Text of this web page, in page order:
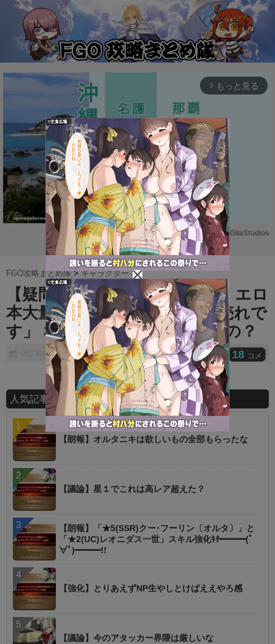
arrow_forward_ios もっと見る
M
u
t
e
Powered by GliaStudios
FGO攻略まとめ隊 >キャラクター >
【疑問】武蔵「pixiv強いです、エロ
本大量です、フィギュア馬鹿売れで
す」 なんでこいつ叩かれてんの？
2023/03/25 18 コメ
人気記事ランキング
【朗報】オルタニキは欲しいもの全部もらったな
【議論】星１でこれは高レア超えた？
【朗報】「★5(SSR)クー･フーリン〔オルタ〕」と
「★2(UC)レオニダス一世」スキル強化ｷﾀ━━━(ﾟ
∀ﾟ)━━━!!
【強化】とりあえずNP生やしとけばええやろ感
【議論】今のアタッカー界隈は厳しいな